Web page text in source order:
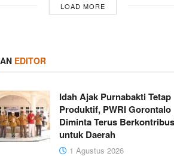
LOAD MORE
EDITOR
Idah Ajak Purnabakti Tetap
Produktif, PWRI Gorontalo
Diminta Terus
untuk Daerah
1 Agustus 2026